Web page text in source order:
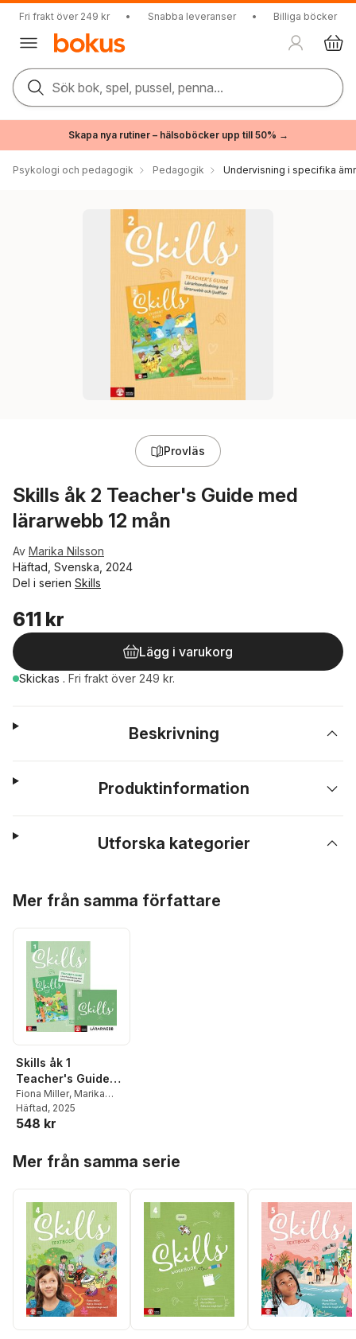
Fri frakt över 249 kr • Snabba leveranser • Billiga böcker
Sök bok, spel, pussel, penna...
Skapa nya rutiner – hälsoböcker upp till 50% →
Psykologi och pedagogik Pedagogik Undervisning i specifika
Provläs
Skills åk 2 Teacher's Guide med
lärarwebb 12 mån
Av Marika Nilsson
Häftad, Svenska, 2024
Del i serien Skills
611 kr
Lägg i varukorg
Skickas . Fri frakt över 249 kr.
Beskrivning
Produktinformation
Utforska kategorier
Mer från samma författare
Skills åk 1
Teacher's Guide
med lärarwebb 12
mån
Fiona Miller, Marika
Nilsson
Häftad, 2025
548 kr
Mer från samma serie